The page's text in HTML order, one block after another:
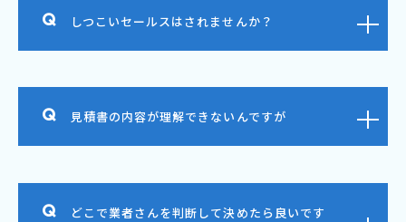
しつこいセールスはされませんか？
見積書の内容が理解できないんですが
どこで業者さんを判断して決めたら良いです